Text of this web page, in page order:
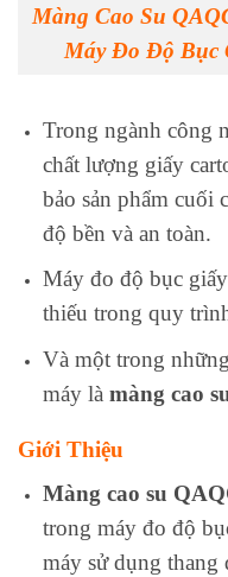
Màng Cao Su
Máy Đo Độ Bục
Trong ngành công
chất lượng giấy
bảo sản phẩm cuối
độ bền và an toàn.
Máy đo độ bục
thiếu trong quy
Và một trong
máy là màng cao
Giới Thiệu
Màng cao su
trong máy đo độ
máy sử dụng thang